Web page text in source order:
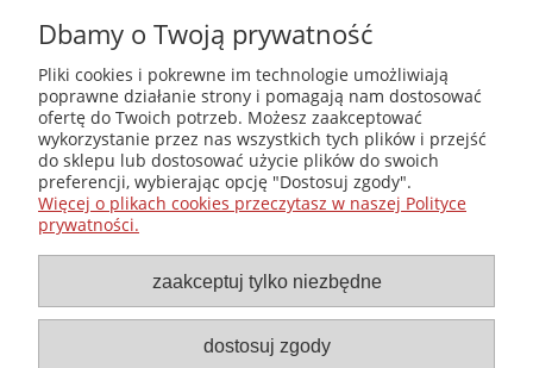
księgarni”
(edycja 2025-
2026)
Księgarnia-Galeria "Nieznany Świat" - internetowy sklep
ezoteryczny online
Zapraszamy również do odwiedzenia naszej księgarni
stacjonarnej przy ul. Kredytowej 2 w Warszawie
© Copyright 2014-2026 Wydawnictwo "Nieznany Świat"
Wszelkie prawa zastrzeżone
Dbamy o Twoją prywatność
Pliki cookies i pokrewne im technologie umożliwiają
poprawne działanie strony i pomagają nam dostosować
ofertę do Twoich potrzeb. Możesz zaakceptować
wykorzystanie przez nas wszystkich tych plików i przejść
do sklepu lub dostosować użycie plików do swoich
preferencji, wybierając opcję "Dostosuj zgody".
Więcej o plikach cookies przeczytasz w naszej Polityce
prywatności.
zaakceptuj tylko niezbędne
dostosuj zgody